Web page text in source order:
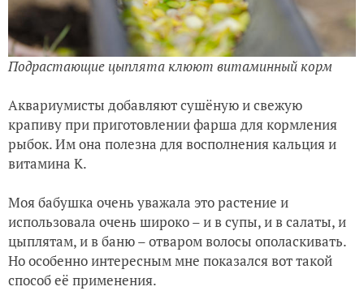
Подрастающие цыплята клюют витаминный корм
Аквариумисты добавляют сушёную и свежую
крапиву при приготовлении фарша для кормления
рыбок. Им она полезна для восполнения кальция и
витамина К.
Моя бабушка очень уважала это растение и
использовала очень широко – и в супы, и в салаты, и
цыплятам, и в баню – отваром волосы ополаскивать.
Но особенно интересным мне показался вот такой
способ её применения.